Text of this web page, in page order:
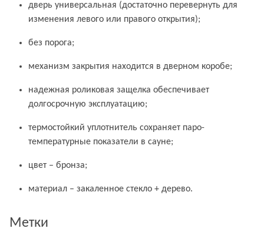
дверь универсальная (достаточно перевернуть для
изменения левого или правого открытия);
без порога;
механизм закрытия находится в дверном коробе;
надежная роликовая защелка обеспечивает
долгосрочную эксплуатацию;
термостойкий уплотнитель сохраняет паро-
температурные показатели в сауне;
цвет – бронза;
материал – закаленное стекло + дерево.
Метки